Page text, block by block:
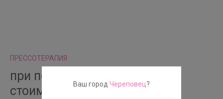
ПРЕССОТЕРАПИЯ
при покупке от 5 процедур,
стоимость одной 700 р.
Ваш город Череповец?